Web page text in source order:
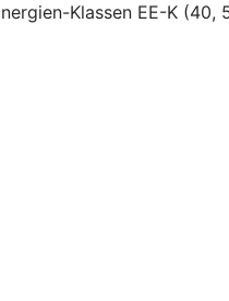
Klassen EE-K (40,